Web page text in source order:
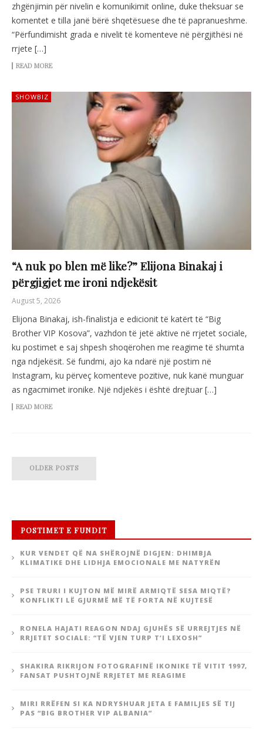
zhgënjimin për nivelin e komunikimit online, duke theksuar se
komentet e tilla janë bërë shqetësuese dhe të papranueshme.
“Përfundimisht grada e nivelit të komenteve në përgjithësi në
rrjete […]
READ MORE
SHOWBIZ
“A nuk po blen më like?” Elijona Binakaj i
përgjigjet me ironi ndjekësit
August 5, 2026
Elijona Binakaj, ish-finalistja e edicionit të katërt të “Big
Brother VIP Kosova”, vazhdon të jetë aktive në rrjetet sociale,
ku postimet e saj shpesh shoqërohen me reagime të shumta
nga ndjekësit. Së fundmi, ajo ka ndarë një postim në
Instagram, ku përveç komenteve pozitive, nuk kanë munguar
as ngacmimet ironike. Një ndjekës i është drejtuar […]
READ MORE
OLDER POSTS
POSTIMET E FUNDIT
KUR VENDET QË NA SHËROJNË DIGJEN: DHIMBJA
KLIMATIKE DHE LIDHJA EMOCIONALE ME NATYRËN
PSE TRURI I KUJTON MË MIRË ARMIQTË SESA MIQTË?
KONFLIKTI LË GJURMË MË TË FORTA NË KUJTESË
RONELA HAJATI REAGON NDAJ GJUHËS SË URREJTJES NË
RRJETET SOCIALE: “TË VJEN TURP T’I LEXOSH”
SHAKIRA RIKRIJON FOTOGRAFINË IKONIKE TË VITIT 1997,
FANSAT PUSHTOJNË RRJETET ME REAGIME
MIRI RRËFEN SI KA NDRYSHUAR JETA E FAMILJES SË TIJ
PAS “BIG BROTHER VIP ALBANIA”